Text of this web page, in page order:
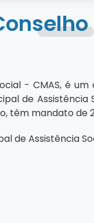
- CMAS, é
de
têm mandato
de Assistência